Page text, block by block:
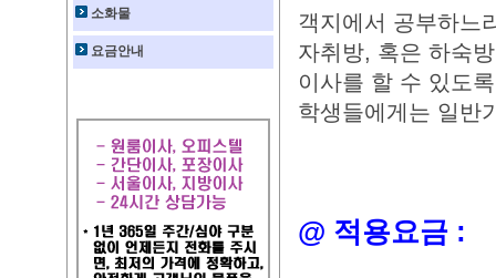
소화물
요금안내
객지에서 공부하느
자취방, 혹은 하숙
이사를 할 수 있도
학생들에게는 일반
@ 적용요금 :